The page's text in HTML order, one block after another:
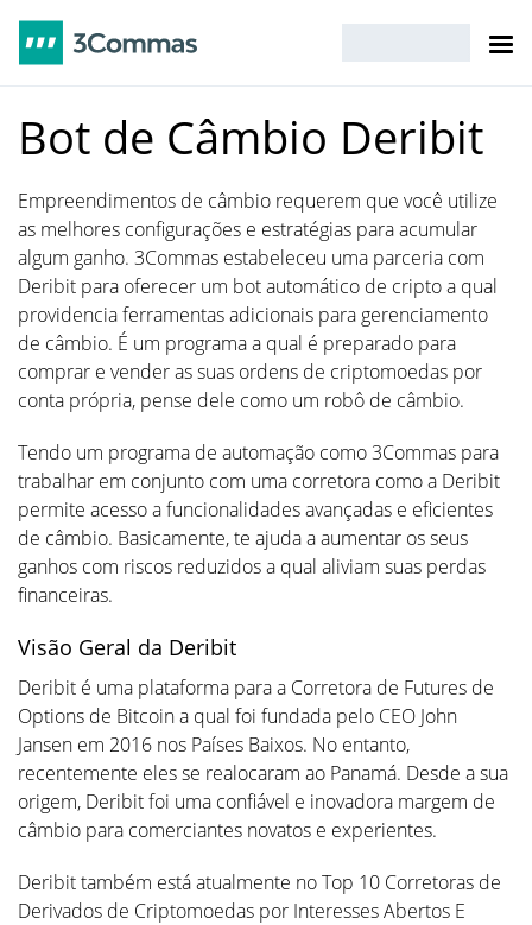
Bot de Câmbio Deribit
Empreendimentos de câmbio requerem que você utilize
as melhores configurações e estratégias para acumular
algum ganho. 3Commas estabeleceu uma parceria com
Deribit para oferecer um bot automático de cripto a qual
providencia ferramentas adicionais para gerenciamento
de câmbio. É um programa a qual é preparado para
comprar e vender as suas ordens de criptomoedas por
conta própria, pense dele como um robô de câmbio.
Tendo um programa de automação como 3Commas para
trabalhar em conjunto com uma corretora como a Deribit
permite acesso a funcionalidades avançadas e eficientes
de câmbio. Basicamente, te ajuda a aumentar os seus
ganhos com riscos reduzidos a qual aliviam suas perdas
financeiras.
Visão Geral da Deribit
Deribit é uma plataforma para a Corretora de Futures de
Options de Bitcoin a qual foi fundada pelo CEO John
Jansen em 2016 nos Países Baixos. No entanto,
recentemente eles se realocaram ao Panamá. Desde a sua
origem, Deribit foi uma confiável e inovadora margem de
câmbio para comerciantes novatos e experientes.
Deribit também está atualmente no Top 10 Corretoras de
Derivados de Criptomoedas por Interesses Abertos E